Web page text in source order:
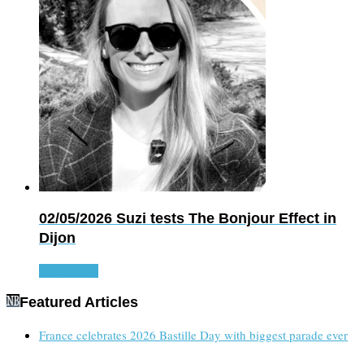
02/05/2026 Suzi tests The Bonjour Effect in
Dijon
Featured Articles
France celebrates 2026 Bastille Day with biggest parade ever